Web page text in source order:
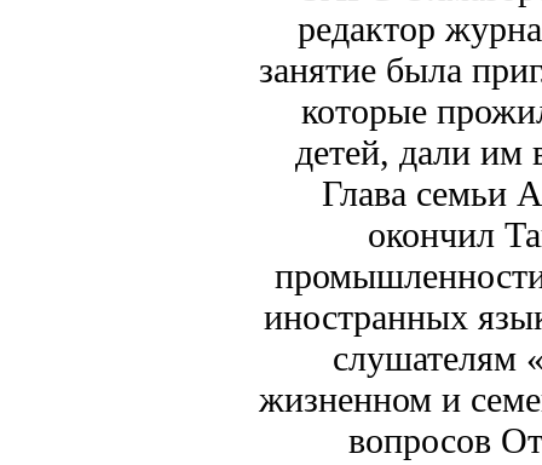
редактор
занятие была
которые
детей, дали им
Глава семьи
окончил
иностранных
слушателям
жизненном и
вопросов